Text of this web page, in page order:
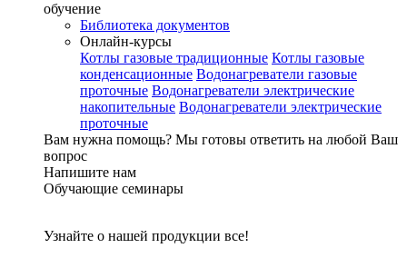
обучение
Библиотека документов
Онлайн-курсы
Котлы газовые традиционные Котлы газовые
конденсационные Водонагреватели газовые
проточные Водонагреватели электрические
накопительные Водонагреватели электрические
проточные
Вам нужна помощь? Мы готовы ответить на любой Ваш
вопрос
Напишите нам
Обучающие семинары
Узнайте о нашей продукции все!